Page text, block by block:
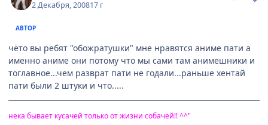
2 Декабря, 200817 г
АВТОР
чёто вы ребят "обожратушки" мне нравятся аниме пати а
именно аниме они потому что мы сами там анимешники и
тоглавное...чем разврат пати не годали...раньше хентай
пати были 2 штуки и что.....
нека бывает кусачей только от жизни собачей!! ^^"